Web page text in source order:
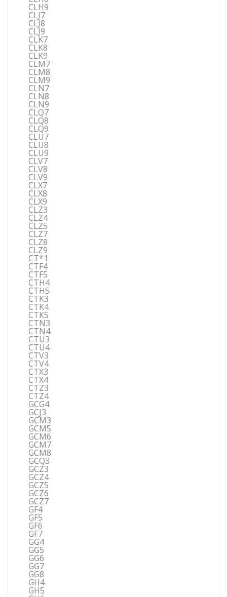
CLH9
CLJ7
CLJ8
CLJ9
CLK7
CLK8
CLK9
CLM7
CLM8
CLM9
CLN7
CLN8
CLN9
CLQ7
CLQ8
CLQ9
CLU7
CLU8
CLU9
CLV7
CLV8
CLV9
CLX7
CLX8
CLX9
CLZ3
CLZ4
CLZ5
CLZ7
CLZ8
CLZ9
CT*1
CTF4
CTF5
CTH4
CTH5
CTK3
CTK4
CTK5
CTN3
CTN4
CTU3
CTU4
CTV3
CTV4
CTX3
CTX4
CTZ3
CTZ4
GCG4
GCJ3
GCM3
GCM5
GCM6
GCM7
GCM8
GCQ3
GCZ3
GCZ4
GCZ5
GCZ6
GCZ7
GF4
GF5
GF6
GF7
GG4
GG5
GG6
GG7
GG8
GH4
GH5